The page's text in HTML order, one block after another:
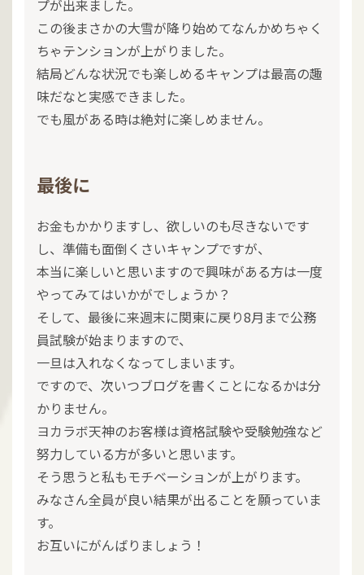
プが出来ました。
この後まさかの大雪が降り始めてなんかめちゃく
ちゃテンションが上がりました。
結局どんな状況でも楽しめるキャンプは最高の趣
味だなと実感できました。
でも風がある時は絶対に楽しめません。
最後に
お金もかかりますし、欲しいのも尽きないです
し、準備も面倒くさいキャンプですが、
本当に楽しいと思いますので興味がある方は一度
やってみてはいかがでしょうか？
そして、最後に来週末に関東に戻り8月まで公務
員試験が始まりますので、
一旦は入れなくなってしまいます。
ですので、次いつブログを書くことになるかは分
かりません。
ヨカラボ天神のお客様は資格試験や受験勉強など
努力している方が多いと思います。
そう思うと私もモチベーションが上がります。
みなさん全員が良い結果が出ることを願っていま
す。
お互いにがんばりましょう！